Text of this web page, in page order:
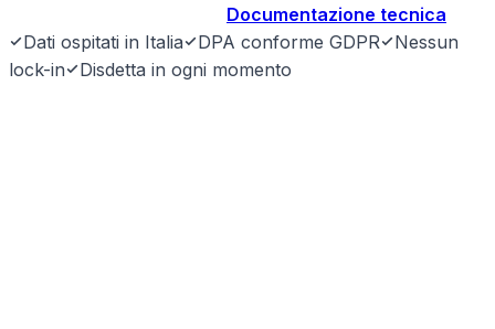
Documentazione tecnica
Dati ospitati in Italia
DPA conforme GDPR
Nessun
lock-in
Disdetta in ogni momento